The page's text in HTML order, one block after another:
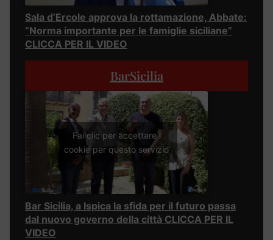
Sala d’Ercole approva la rottamazione, Abbate:
“Norma importante per le famiglie siciliane”
CLICCA PER IL VIDEO
BarSicilia
Fai clic per accettare i
cookie per questo servizio
Bar Sicilia, a Ispica la sfida per il futuro passa
dal nuovo governo della città CLICCA PER IL
VIDEO